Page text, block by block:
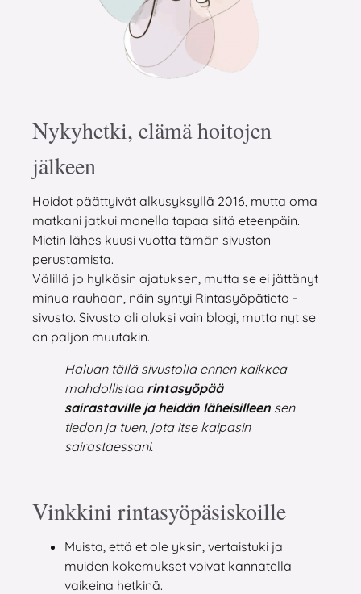
Nykyhetki, elämä hoitojen
jälkeen
Hoidot päättyivät alkusyksyllä 2016, mutta oma
matkani jatkui monella tapaa siitä eteenpäin.
Mietin lähes kuusi vuotta tämän sivuston
perustamista.
Välillä jo hylkäsin ajatuksen, mutta se ei jättänyt
minua rauhaan, näin syntyi Rintasyöpätieto -
sivusto. Sivusto oli aluksi vain blogi, mutta nyt se
on paljon muutakin.
Haluan tällä sivustolla ennen kaikkea
mahdollistaa rintasyöpää
sairastaville ja heidän läheisilleen sen
tiedon ja tuen, jota itse kaipasin
sairastaessani.
Vinkkini rintasyöpäsiskoille
Muista, että et ole yksin, vertaistuki ja
muiden kokemukset voivat kannatella
vaikeina hetkinä.